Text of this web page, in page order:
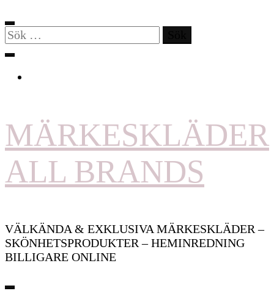
Sök
efter:
MÄRKESKLÄDER
ALL BRANDS
VÄLKÄNDA & EXKLUSIVA MÄRKESKLÄDER –
SKÖNHETSPRODUKTER – HEMINREDNING
BILLIGARE ONLINE